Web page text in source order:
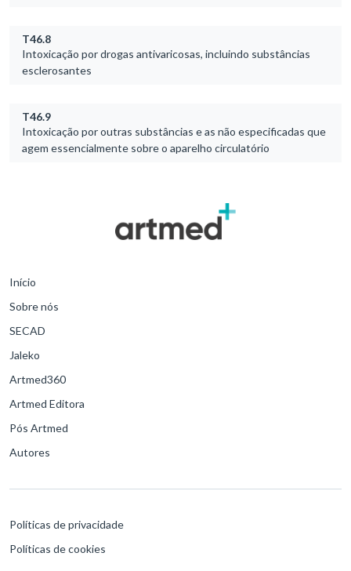
T46.8
Intoxicação por drogas antivaricosas, incluindo substâncias
esclerosantes
T46.9
Intoxicação por outras substâncias e as não especificadas que
agem essencialmente sobre o aparelho circulatório
Início
Sobre nós
SECAD
Jaleko
Artmed360
Artmed Editora
Pós Artmed
Autores
Políticas de privacidade
Políticas de cookies